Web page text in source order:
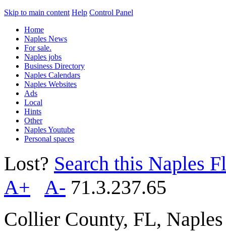
Skip to main content Help Control Panel
Home
Naples News
For sale.
Naples jobs
Business Directory
Naples Calendars
Naples Websites
Ads
Local
Hints
Other
Naples Youtube
Personal spaces
Lost? Search this Naples
A+
A- 71.3.237.65
Collier County, FL,